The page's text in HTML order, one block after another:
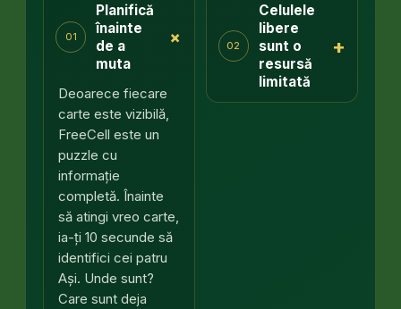
01
Planifică
înainte
de a
muta
+
Deoarece fiecare
carte este vizibilă,
FreeCell este un
puzzle cu
informație
completă. Înainte
să atingi vreo carte,
ia-ți 10 secunde să
identifici cei patru
Ași. Unde sunt?
Care sunt deja
02
Celulele
libere
sunt o
resursă
limitată
+